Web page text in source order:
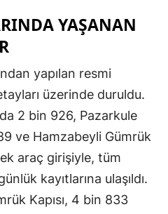
YAŞANAN
yapılan resmi
üzerinde duruldu.
2 bin 926, Pazarkule
ve Hamzabeyli Gümrük
araç girişiyle, tüm
kayıtlarına ulaşıldı.
Kapısı, 4 bin 833